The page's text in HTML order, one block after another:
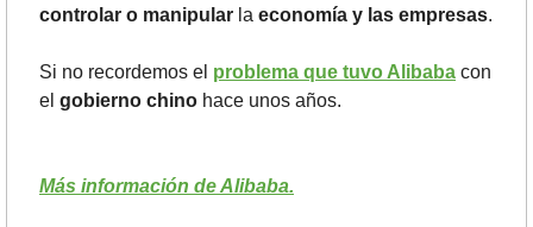
controlar o manipular la economía y las empresas.
Si no recordemos el problema que tuvo Alibaba con
el gobierno chino hace unos años.
Más información de Alibaba.